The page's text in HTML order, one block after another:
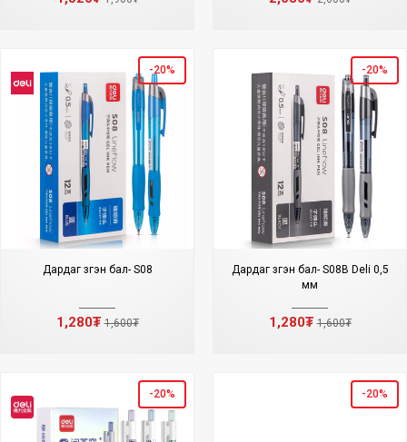
-20%
Дардаг үзгэн бал- S08
1,280₮1,600₮
-20%
Дардаг үзгэн бал- S08B Deli 0,5
мм
1,280₮1,600₮
-20% -20%